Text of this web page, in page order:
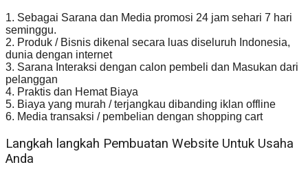
1. Sebagai Sarana dan Media promosi 24 jam sehari 7 hari
seminggu.
2. Produk / Bisnis dikenal secara luas diseluruh Indonesia,
dunia dengan internet
3. Sarana Interaksi dengan calon pembeli dan Masukan dari
pelanggan
4. Praktis dan Hemat Biaya
5. Biaya yang murah / terjangkau dibanding iklan offline
6. Media transaksi / pembelian dengan shopping cart
Langkah langkah Pembuatan Website Untuk Usaha
Anda